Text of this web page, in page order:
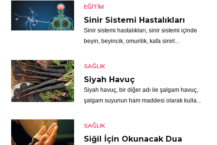
EĞITIM
Sinir Sistemi Hastalıkları
Sinir sistemi hastalıkları, sinir sistemi içinde
beyin, beyincik, omurilik, kafa sinirl...
SAĞLIK
Siyah Havuç
Siyah havuç, bir diğer adı ile şalgam havuç,
şalgam suyunun ham maddesi olarak kulla...
SAĞLIK
Siğil İçin Okunacak Dua